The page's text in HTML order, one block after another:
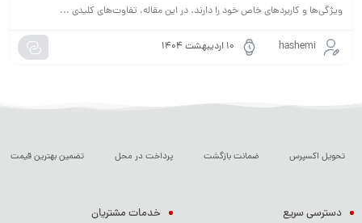
ویژگی‌ها و کاربردهای خاص خود را دارند. در این مقاله، تفاوت‌های کلیدی ...
hashemi ۱۰ اردیبهشت ۱۴۰۴
تحویل اکسپرس ضمانت بازگشت پرداخت در محل تضمین بهترین قیمت
دسترسی سریع خدمات مشتریان